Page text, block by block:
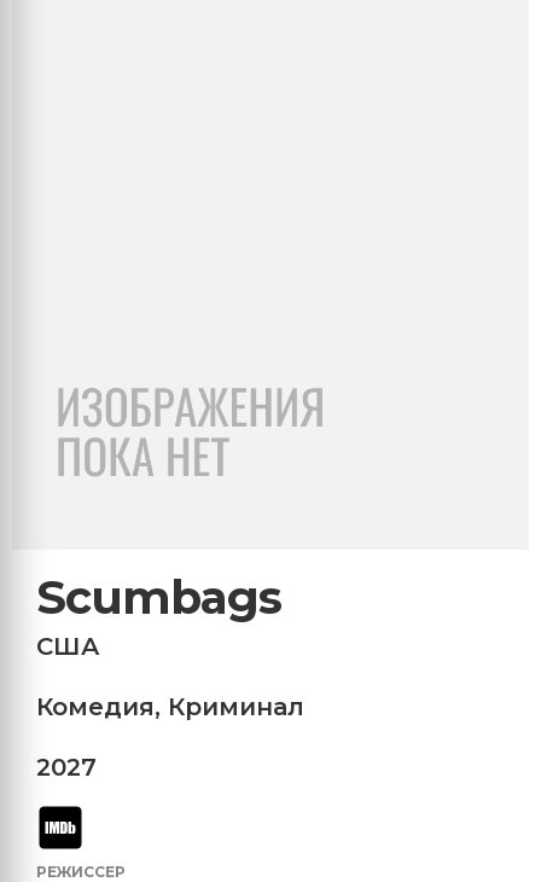
Scumbags
США
Комедия, Криминал
2027
РЕЖИССЕР